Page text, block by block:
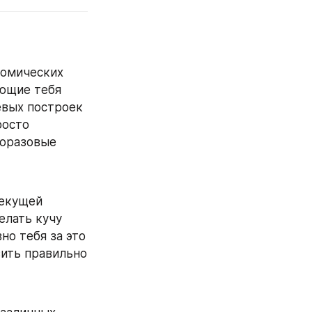
тебя
построек
кучу
тебя за это
правильно